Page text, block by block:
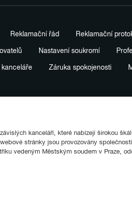
Reklamační řád Reklamační
Nastavení soukromí
kanceláře Záruka spokojenosti
kanceláří, které nabízejí širokou
stránky jsou provozovány
vedeným Městským soudem v Praze,